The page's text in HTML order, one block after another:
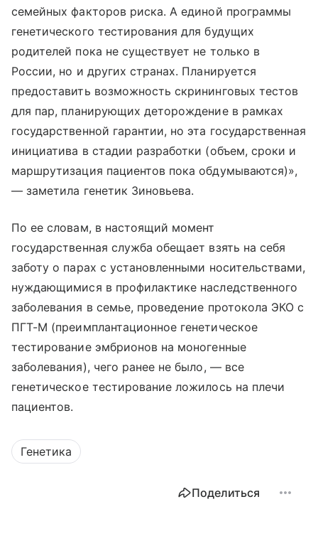
семейных факторов риска. А единой программы
генетического тестирования для будущих
родителей пока не существует не только в
России, но и других странах. Планируется
предоставить возможность скрининговых тестов
для пар, планирующих деторождение в рамках
государственной гарантии, но эта государственная
инициатива в стадии разработки (объем, сроки и
маршрутизация пациентов пока обдумываются)»,
— заметила генетик Зиновьева.
По ее словам, в настоящий момент
государственная служба обещает взять на себя
заботу о парах с установленными носительствами,
нуждающимися в профилактике наследственного
заболевания в семье, проведение протокола ЭКО с
ПГТ-М (преимплантационное генетическое
тестирование эмбрионов на моногенные
заболевания), чего ранее не было, — все
генетическое тестирование ложилось на плечи
пациентов.
Генетика
Поделиться